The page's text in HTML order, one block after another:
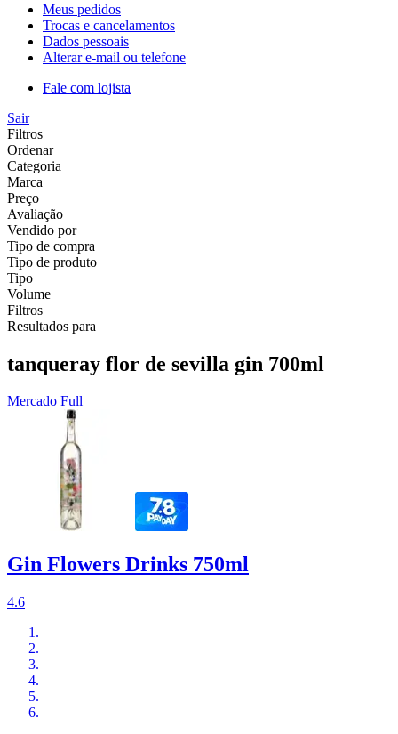
Meus pedidos
Trocas e cancelamentos
Dados pessoais
Alterar e-mail ou telefone
Fale com lojista
Sair
Filtros
Ordenar
Categoria
Marca
Preço
Avaliação
Vendido por
Tipo de compra
Tipo de produto
Tipo
Volume
Filtros
Resultados para
tanqueray flor de sevilla gin 700ml
Mercado Full
Gin Flowers Drinks 750ml
4.6